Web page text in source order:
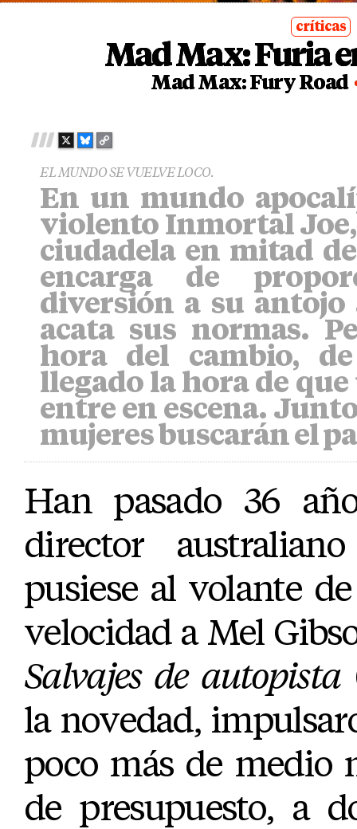
posted
in
críticas
Mad Max: Furia
Mad Max: Fury Road
X
B
U
S
K
Y
C
P
L
I
N
K
EL MUNDO SE VUELVE LOCO.
En un mundo
violento Inmortal
ciudadela en mitad
encarga de
diversión a su antojo
acata sus normas.
hora del cambio,
llegado la hora de
entre en escena.
mujeres buscarán el
Han pasado 36
director
pusiese al volante
velocidad a Mel
Salvajes de autopista
la novedad,
poco más de medio
de presupuesto, a